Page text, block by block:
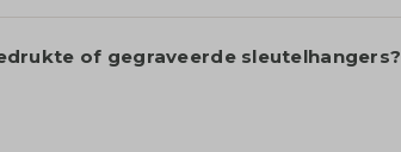
of gegraveerde sleutelhangers?